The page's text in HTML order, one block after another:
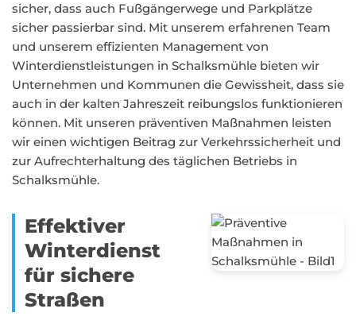
sicher, dass auch Fußgängerwege und Parkplätze
sicher passierbar sind. Mit unserem erfahrenen Team
und unserem effizienten Management von
Winterdienstleistungen in Schalksmühle bieten wir
Unternehmen und Kommunen die Gewissheit, dass sie
auch in der kalten Jahreszeit reibungslos funktionieren
können. Mit unseren präventiven Maßnahmen leisten
wir einen wichtigen Beitrag zur Verkehrssicherheit und
zur Aufrechterhaltung des täglichen Betriebs in
Schalksmühle.
Effektiver
Winterdienst
für sichere
Straßen